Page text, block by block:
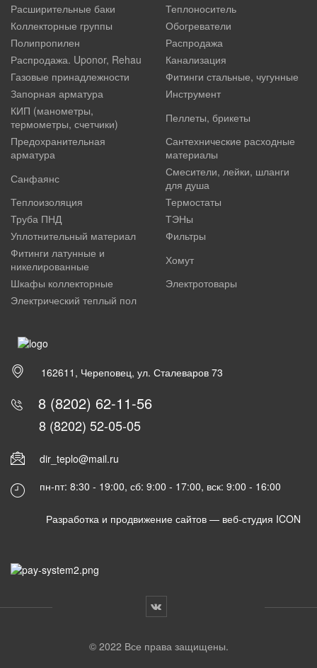
Расширительные баки
Теплоноситель
Коллекторные группы
Обогреватели
Полипропилен
Распродажа
Распродажа. Uponor, Rehau
Канализация
Газовые принадлежности
Фитинги стальные, чугунные
Запорная арматура
Инструмент
КИП (манометры,
термометры, счетчики)
Пеллеты, брикеты
Предохранительная
арматура
Сантехнические расходные
материалы
Санфаянс
Смесители, лейки, шланги
для душа
Теплоизоляция
Термостаты
Труба ПНД
ТЭНы
Уплотнительный материал
Фильтры
Фитинги латунные и
никелированные
Хомут
Шкафы коллекторные
Электротовары
Электрический теплый пол
162611, Череповец, ул. Сталеваров 73
8 (8202) 62-11-56
8 (8202) 52-05-05
dir_teplo@mail.ru
пн-пт: 8:30 - 19:00, сб: 9:00 - 17:00, вск: 9:00 - 16:00
Разработка и продвижение сайтов — веб-студия ICON
© 2022 Все права защищены.